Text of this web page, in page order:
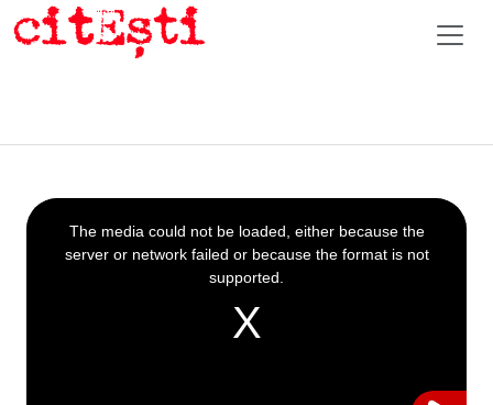
This
is
a
The media could not be loaded, either because the
server or network failed or because the format is not
supported.